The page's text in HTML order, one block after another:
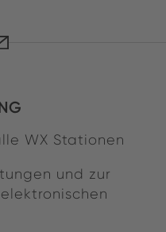
WX Stationen
und zur